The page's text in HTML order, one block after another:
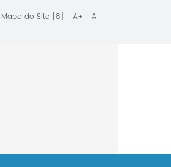
Mapa do Site [8] A+
A